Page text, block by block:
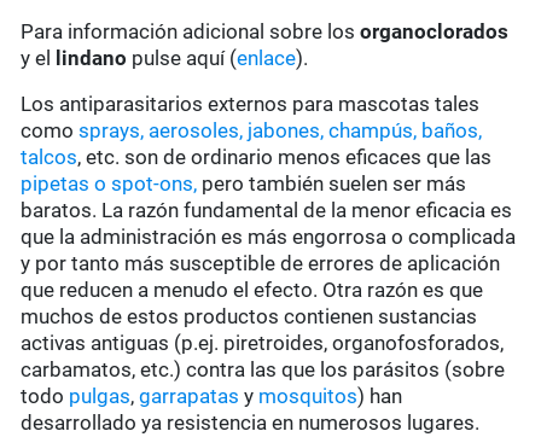
Para información adicional sobre losorganoclorados
y el
lindano pulse aquí (enlace).
Los antiparasitarios externos para mascotas tales
comosprays, aerosoles, jabones, champús, baños,
talcos, etc. son de ordinario menos eficaces que las
pipetas o spot-ons, pero también suelen ser más
baratos. La razón fundamental de la menor eficacia es
que la administración es más engorrosa o complicada
y por tanto más susceptible de errores de aplicación
que reducen a menudo el efecto. Otra razón es que
muchos de estos productos contienen sustancias
activas antiguas (p.ej. piretroides, organofosforados,
carbamatos, etc.) contra las que los parásitos (sobre
todo pulgas,garrapatas y mosquitos) han
desarrollado ya resistencia en numerosos lugares.